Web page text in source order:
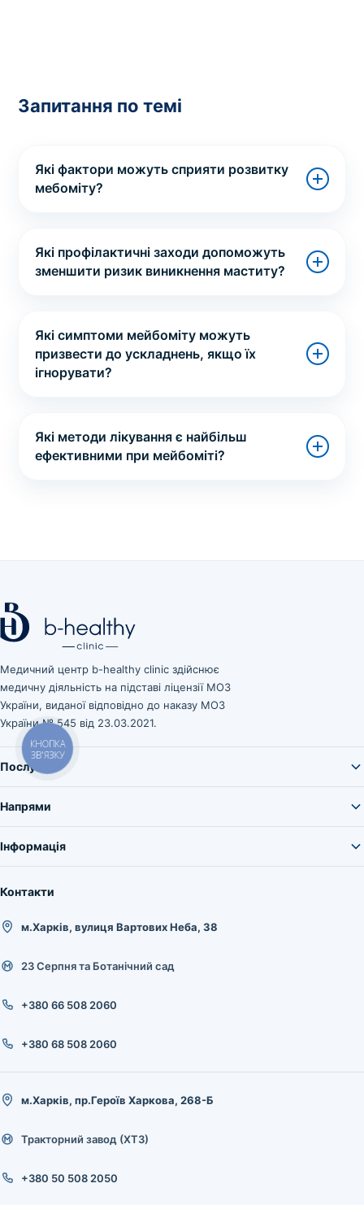
Запитання по темі
Які фактори можуть сприяти розвитку
мебоміту?
Які профілактичні заходи допоможуть
зменшити ризик виникнення маститу?
Які симптоми мейбоміту можуть
призвести до ускладнень, якщо їх
ігнорувати?
Які методи лікування є найбільш
ефективними при мейбоміті?
Медичний центр b-healthy clinic здійснює
медичну діяльність на підставі ліцензії МОЗ
України, виданої відповідно до наказу МОЗ
України № 545 від 23.03.2021.
Послуги
Напрями
Інформація
Контакти
м.Харків, вулиця Вартових Неба, 38
23 Серпня та Ботанічний сад
+380 66 508 2060
+380 68 508 2060
м.Харків, пр.Героїв Харкова, 268-Б
Тракторний завод (ХТЗ)
+380 50 508 2050
КНОПКА
ЗВ'ЯЗКУ